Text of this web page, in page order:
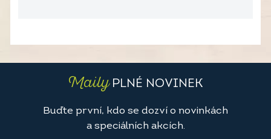
MailyPLNÉ NOVINEK
Buďte první, kdo se dozví o novinkách
a speciálních akcích.